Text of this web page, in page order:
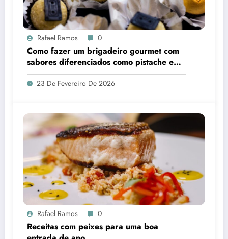
Rafael Ramos 0
Como fazer um brigadeiro gourmet com
sabores diferenciados como pistache e
café?
23 De Fevereiro De 2026
Rafael Ramos 0
Receitas com peixes para uma boa